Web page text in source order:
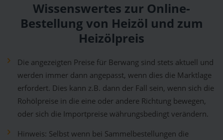
Wissenswertes zur Online-
Bestellung von Heizöl und zum
Heizölpreis
Die angezeigten Preise für Berwang sind stets aktuell und
werden immer dann angepasst, wenn dies die Marktlage
erfordert. Dies kann z.B. dann der Fall sein, wenn sich die
Rohölpreise in die eine oder andere Richtung bewegen,
oder sich die Importpreise währungsbedingt verändern.
Hinweis: Selbst wenn bei Sammelbestellungen die